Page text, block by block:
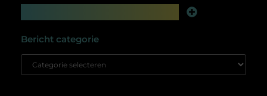
Bericht categorie